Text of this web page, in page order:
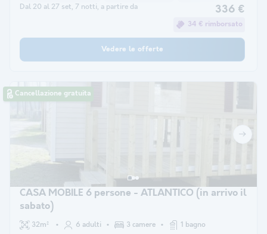
Dal 20 al 27 set, 7 notti, a partire da 336 €
34 € rimborsato
Vedere le offerte
Cancellazione gratuita
CASA MOBILE 6 persone - ATLANTICO (in arrivo il
sabato)
32m² 6 adulti 3 camere 1 bagno